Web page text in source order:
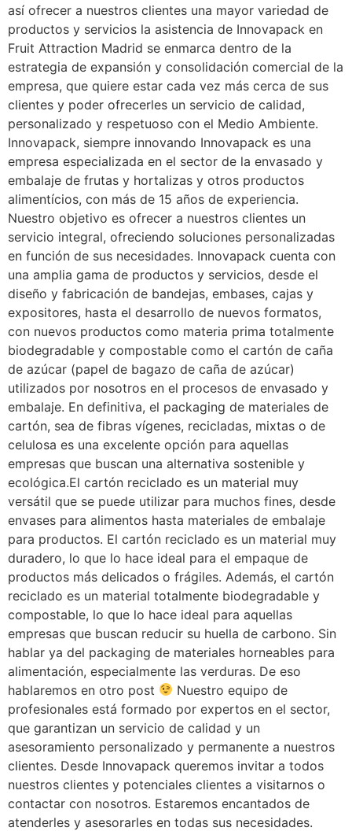
así ofrecer a nuestros clientes una mayor variedad de
productos y servicios la asistencia de Innovapack en
Fruit Attraction Madrid se enmarca dentro de la
estrategia de expansión y consolidación comercial de la
empresa, que quiere estar cada vez más cerca de sus
clientes y poder ofrecerles un servicio de calidad,
personalizado y respetuoso con el Medio Ambiente.
Innovapack, siempre innovando Innovapack es una
empresa especializada en el sector de la envasado y
embalaje de frutas y hortalizas y otros productos
alimentícios, con más de 15 años de experiencia.
Nuestro objetivo es ofrecer a nuestros clientes un
servicio integral, ofreciendo soluciones personalizadas
en función de sus necesidades. Innovapack cuenta con
una amplia gama de productos y servicios, desde el
diseño y fabricación de bandejas, embases, cajas y
expositores, hasta el desarrollo de nuevos formatos,
con nuevos productos como materia prima totalmente
biodegradable y compostable como el cartón de caña
de azúcar (papel de bagazo de caña de azúcar)
utilizados por nosotros en el procesos de envasado y
embalaje. En definitiva, el packaging de materiales de
cartón, sea de fibras vígenes, recicladas, mixtas o de
celulosa es una excelente opción para aquellas
empresas que buscan una alternativa sostenible y
ecológica.El cartón reciclado es un material muy
versátil que se puede utilizar para muchos fines, desde
envases para alimentos hasta materiales de embalaje
para productos. El cartón reciclado es un material muy
duradero, lo que lo hace ideal para el empaque de
productos más delicados o frágiles. Además, el cartón
reciclado es un material totalmente biodegradable y
compostable, lo que lo hace ideal para aquellas
empresas que buscan reducir su huella de carbono. Sin
hablar ya del packaging de materiales horneables para
alimentación, especialmente las verduras. De eso
hablaremos en otro post
Nuestro equipo de
profesionales está formado por expertos en el sector,
que garantizan un servicio de calidad y un
asesoramiento personalizado y permanente a nuestros
clientes. Desde Innovapack queremos invitar a todos
nuestros clientes y potenciales clientes a visitarnos o
contactar con nosotros. Estaremos encantados de
atenderles y asesorarles en todas sus necesidades.